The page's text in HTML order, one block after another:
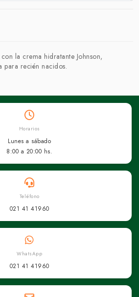
la crema hidratante Johnson,
para recién nacidos.
Horarios
Lunes a sábado
8:00 a 20:00 hs.
Teléfono
021 41 41960
WhatsApp
021 41 41960